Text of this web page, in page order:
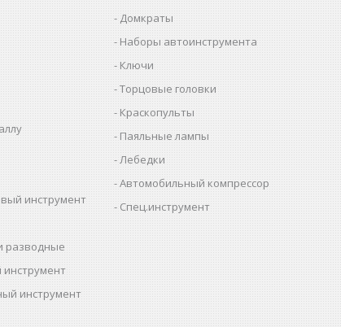
инструмент
разводные
инструмент
Домкраты
Наборы автоинструмента
Ключи
Торцовые головки
Краскопульты
Паяльные лампы
Лебедки
Автомобильный компрессор
Спец.инструмент